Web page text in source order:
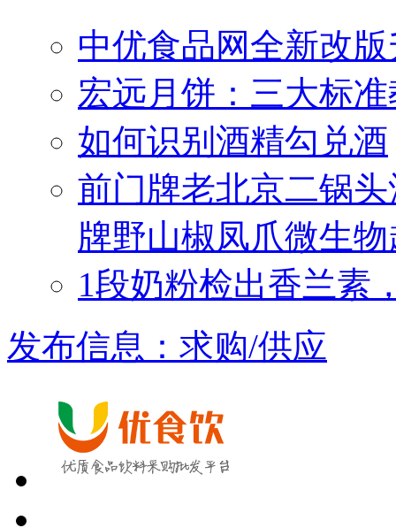
中优食品网全新改
宏远月饼：三大标
如何识别酒精勾兑酒
前门牌老北京二锅
牌野山椒凤爪微生
1段奶粉检出香兰素
发布信息：求购/供应